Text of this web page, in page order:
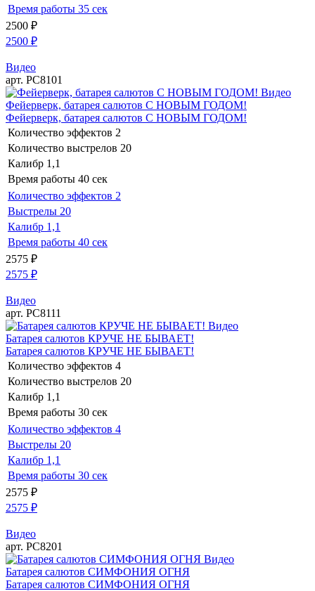
Время работы 35 сек
2500 ₽
2500 ₽
Видео
арт. РС8101
Видео
Фейерверк, батарея салютов С НОВЫМ ГОДОМ!
Фейерверк, батарея салютов С НОВЫМ ГОДОМ!
Количество эффектов 2
Количество выстрелов 20
Калибр 1,1
Время работы 40 сек
Количество эффектов 2
Выстрелы 20
Калибр 1,1
Время работы 40 сек
2575 ₽
2575 ₽
Видео
арт. РС8111
Видео
Батарея салютов КРУЧЕ НЕ БЫВАЕТ!
Батарея салютов КРУЧЕ НЕ БЫВАЕТ!
Количество эффектов 4
Количество выстрелов 20
Калибр 1,1
Время работы 30 сек
Количество эффектов 4
Выстрелы 20
Калибр 1,1
Время работы 30 сек
2575 ₽
2575 ₽
Видео
арт. РС8201
Видео
Батарея салютов СИМФОНИЯ ОГНЯ
Батарея салютов СИМФОНИЯ ОГНЯ